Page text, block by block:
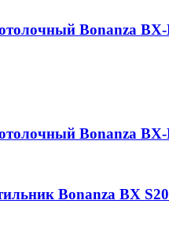
Bonanza
Bonanza
Bonanza BX